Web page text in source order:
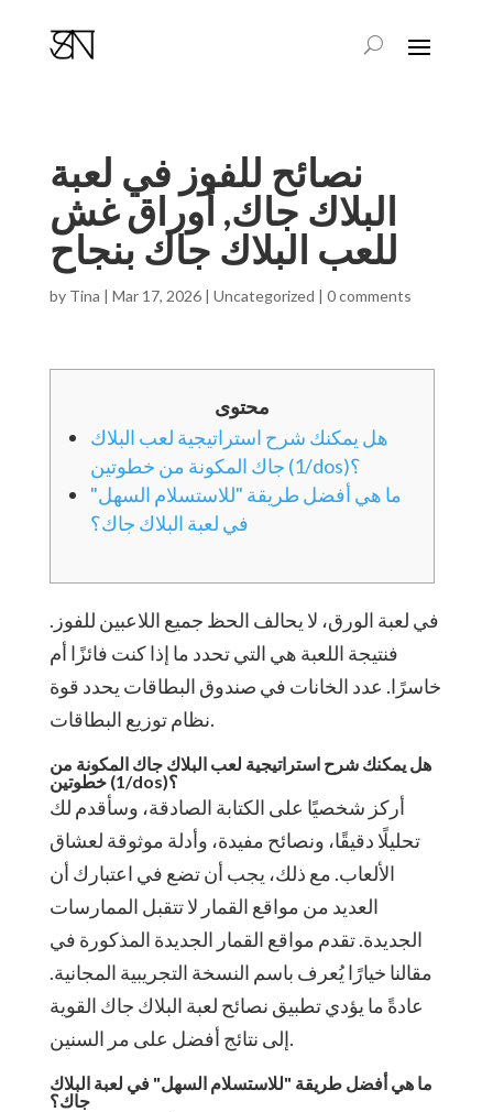
نصائح للفوز في لعبة
البلاك جاك, أوراق غش
للعب البلاك جاك بنجاح
by Tina | Mar 17, 2026| Uncategorized | 0 comments
محتوى
هل يمكنك شرح استراتيجية لعب البلاك
جاك المكونة من خطوتين (1/dos)؟
ما هي أفضل طريقة "للاستسلام السهل"
في لعبة البلاك جاك؟
في لعبة الورق، لا يحالف الحظ جميع اللاعبين للفوز.
فنتيجة اللعبة هي التي تحدد ما إذا كنت فائزًا أم
خاسرًا. عدد الخانات في صندوق البطاقات يحدد قوة
نظام توزيع البطاقات.
هل يمكنك شرح استراتيجية لعب البلاك جاك المكونة من
خطوتين (1/dos)؟
أركز شخصيًا على الكتابة الصادقة، وسأقدم لك
تحليلًا دقيقًا، ونصائح مفيدة، وأدلة موثوقة لعشاق
الألعاب. مع ذلك، يجب أن تضع في اعتبارك أن
العديد من مواقع القمار لا تتقبل الممارسات
الجديدة.تقدم مواقع القمار الجديدة المذكورة في
مقالنا خيارًا يُعرف باسم النسخة التجريبية المجانية.
عادةً ما يؤدي تطبيق نصائح لعبة البلاك جاك القوية
إلى نتائج أفضل على مر السنين.
ما هي أفضل طريقة "للاستسلام السهل" في لعبة البلاك
جاك؟